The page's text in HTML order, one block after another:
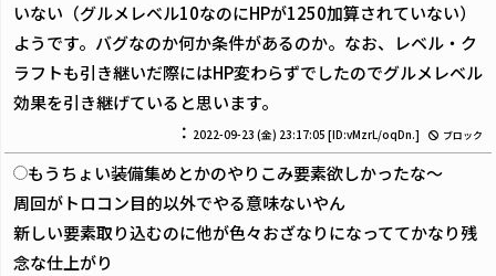
いない（グルメレベル10なのにHPが1250加算されていない）
ようです。バグなのか何か条件があるのか。なお、レベル・ク
ラフトも引き継いだ際にはHP変わらずでしたのでグルメレベル
効果を引き継げていると思います。
： 2022-09-23 (金) 23:17:05 [ID:vMzrL/oqDn.] ブロック
もうちょい装備集めとかのやりこみ要素欲しかったな～
周回がトロコン目的以外でやる意味ないやん
新しい要素取り込むのに他が色々おざなりになっててかなり残
念な仕上がり